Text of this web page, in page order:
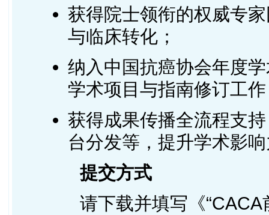
获得院士领衔的权威专
与临床转化；
纳入中国抗癌协会年度
学术项目与指南修订工
获得成果传播全流程支
台分发等，提升学术影
提交方式
请下载并填写《